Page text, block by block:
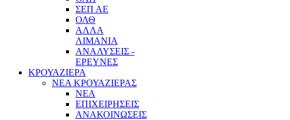
ΣΕΠ ΑΕ
ΟΛΘ
ΑΛΛΑ
ΛΙΜΑΝΙΑ
ΑΝΑΛΥΣΕΙΣ -
ΕΡΕΥΝΕΣ
ΚΡΟΥΑΖΙΕΡΑ
ΝΕΑ ΚΡΟΥΑΖΙΕΡΑΣ
NEA
ΕΠΙΧΕΙΡΗΣΕΙΣ
ΑΝΑΚΟΙΝΩΣΕΙΣ